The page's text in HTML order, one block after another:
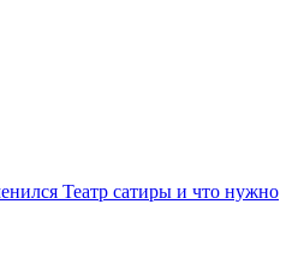
Театр сатиры и что нужно